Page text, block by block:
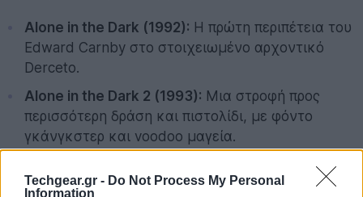
Techgear.gr - Do Not Process My Personal
Information
Alone in the Dark (1992): Η πρώτη περιπέτεια του
Edward Carnby στο στοιχειωμένο αρχοντικό
Derceto.
Alone in the Dark 2 (1993): Μια στροφή προς
περισσότερη δράση και πιστολίδι, με φόντο
γκάνγκστερ και voodoo μαγεία.
σκηνικού στην Άγρια Δύση, σε μια πόλη-